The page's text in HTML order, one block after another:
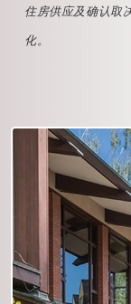
住房供应及确认取
化。